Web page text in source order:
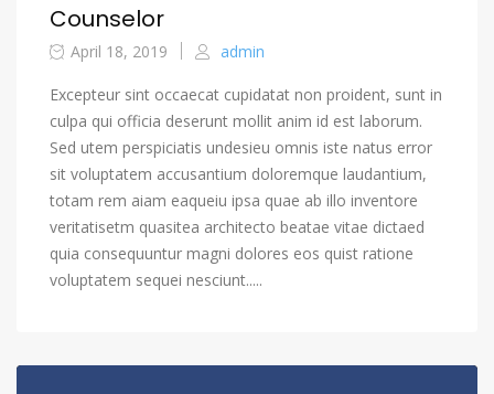
Counselor
April 18, 2019 admin
Excepteur sint occaecat cupidatat non proident, sunt in
culpa qui officia deserunt mollit anim id est laborum.
Sed utem perspiciatis undesieu omnis iste natus error
sit voluptatem accusantium doloremque laudantium,
totam rem aiam eaqueiu ipsa quae ab illo inventore
veritatisetm quasitea architecto beatae vitae dictaed
quia consequuntur magni dolores eos quist ratione
voluptatem sequei nesciunt.....